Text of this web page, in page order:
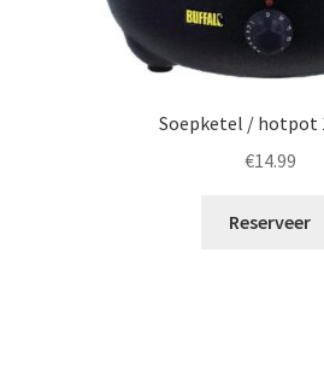
Soepketel / hotpot
€14.99
Reserveer